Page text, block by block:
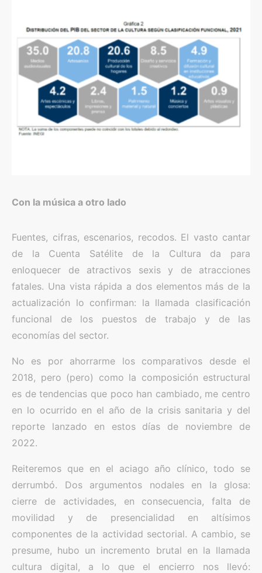
Con la música a otro lado
Fuentes, cifras, escenarios, recodos. El vasto cantar
de la Cuenta Satélite de la Cultura da para
enloquecer de atractivos sexis y de atracciones
fatales. Una vista rápida a dos elementos más de la
actualización lo confirman: la llamada clasificación
funcional de los puestos de trabajo y de las
economías del sector.
No es por ahorrarme los comparativos desde el
2018, pero (pero) como la composición estructural
es de tendencias que poco han cambiado, me centro
en lo ocurrido en el año de la crisis sanitaria y del
reporte lanzado en estos días de noviembre de
2022.
Reiteremos que en el aciago año clínico, todo se
derrumbó. Dos argumentos nodales en la glosa:
cierre de actividades, en consecuencia, falta de
movilidad y de presencialidad en altísimos
componentes de la actividad sectorial. A cambio, se
presume, hubo un incremento brutal en la llamada
cultura digital, a lo que el encierro nos llevó: